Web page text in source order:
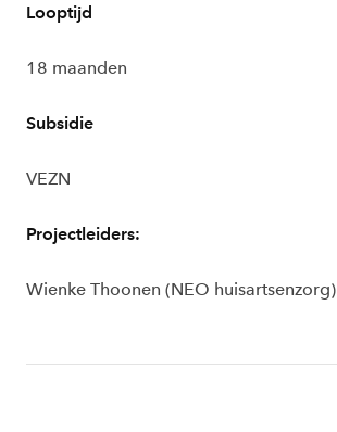
Looptijd
18 maanden
Subsidie
VEZN
Projectleiders:
Wienke Thoonen (NEO huisartsenzorg)